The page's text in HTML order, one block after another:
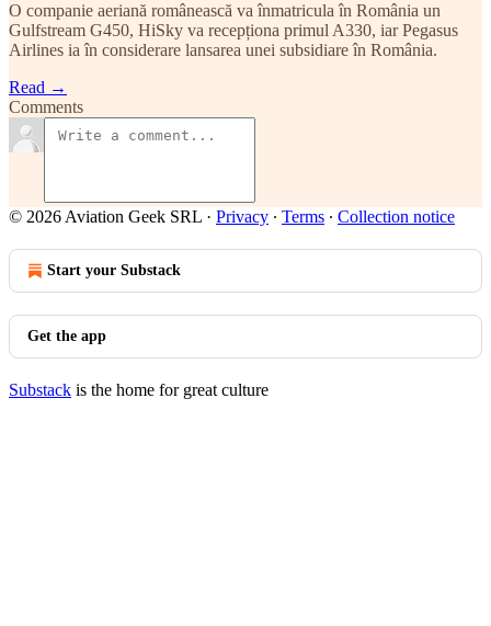
O companie aeriană românească va înmatricula în România un
Gulfstream G450, HiSky va recepționa primul A330, iar Pegasus
Airlines ia în considerare lansarea unei subsidiare în România.
Read →
Comments
© 2026 Aviation Geek SRL · Privacy ∙ Terms ∙ Collection notice
Start your Substack
Get the app
Substack is the home for great culture